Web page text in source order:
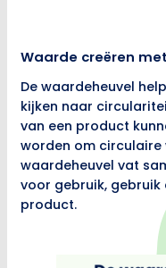
Waarde creëren
De waardeheuvel
kijken naar
van een product
worden om circulaire
waardeheuvel vat
voor gebruik, gebruik
product.